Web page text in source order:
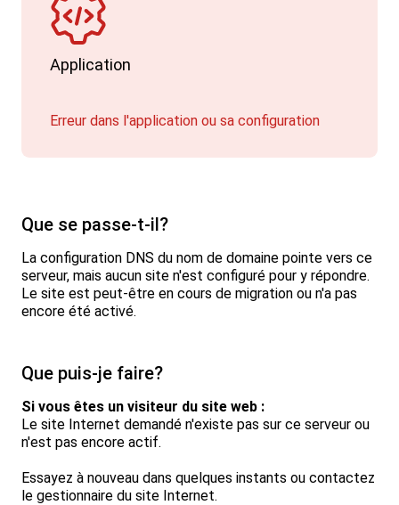
Application
Erreur dans l'application ou sa configuration
Que se passe-t-il?
La configuration DNS du nom de domaine pointe vers ce
serveur, mais aucun site n'est configuré pour y répondre.
Le site est peut-être en cours de migration ou n'a pas
encore été activé.
Que puis-je faire?
Si vous êtes un visiteur du site web :
Le site Internet demandé n'existe pas sur ce serveur ou
n'est pas encore actif.
Essayez à nouveau dans quelques instants ou contactez
le gestionnaire du site Internet.